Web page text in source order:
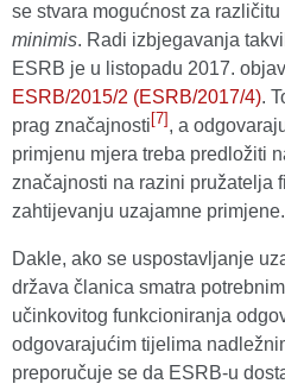
se stvara mogućnost za
minimis. Radi izbjegavanja
ESRB je u listopadu 2017.
ESRB/2015/2 (ESRB/2017/4).
prag značajnosti [7] , a
primjenu mjera treba predložiti
značajnosti na razini pružatelja
zahtijevanju uzajamne primjene.
Dakle, ako se uspostavljanje
država članica smatra
učinkovitog funkcioniranja
odgovarajućim tijelima
preporučuje se da ESRB-u